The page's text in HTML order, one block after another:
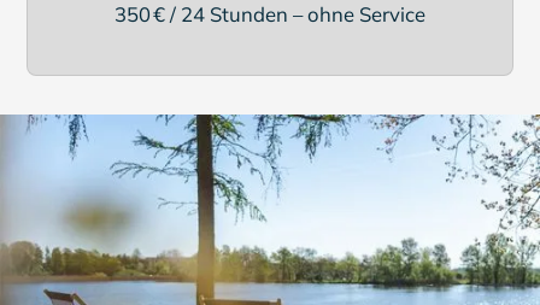
350 € / 24 Stunden – ohne Service